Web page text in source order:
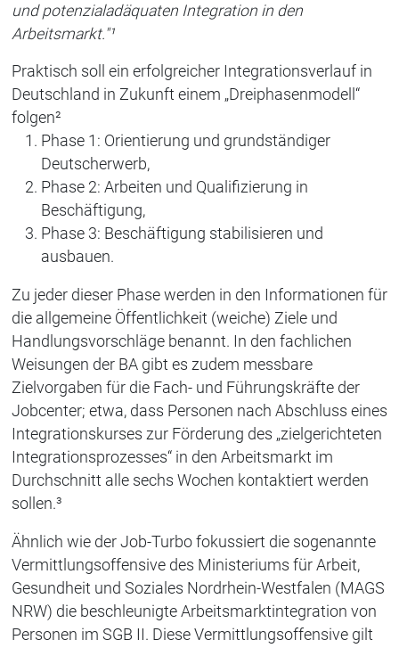
und potenzialadäquaten Integration in den
Arbeitsmarkt."¹
Praktisch soll ein erfolgreicher Integrationsverlauf in
Deutschland in Zukunft einem „Dreiphasenmodell“
folgen²
Phase 1: Orientierung und grundständiger
Deutscherwerb,
Phase 2: Arbeiten und Qualifizierung in
Beschäftigung,
Phase 3: Beschäftigung stabilisieren und
ausbauen.
Zu jeder dieser Phase werden in den Informationen für
die allgemeine Öffentlichkeit (weiche) Ziele und
Handlungsvorschläge benannt. In den fachlichen
Weisungen der BA gibt es zudem messbare
Zielvorgaben für die Fach- und Führungskräfte der
Jobcenter; etwa, dass Personen nach Abschluss eines
Integrationskurses zur Förderung des „zielgerichteten
Integrationsprozesses“ in den Arbeitsmarkt im
Durchschnitt alle sechs Wochen kontaktiert werden
sollen.³
Ähnlich wie der Job-Turbo fokussiert die sogenannte
Vermittlungsoffensive des Ministeriums für Arbeit,
Gesundheit und Soziales Nordrhein-Westfalen (MAGS
NRW) die beschleunigte Arbeitsmarktintegration von
Personen im SGB II. Diese Vermittlungsoffensive gilt